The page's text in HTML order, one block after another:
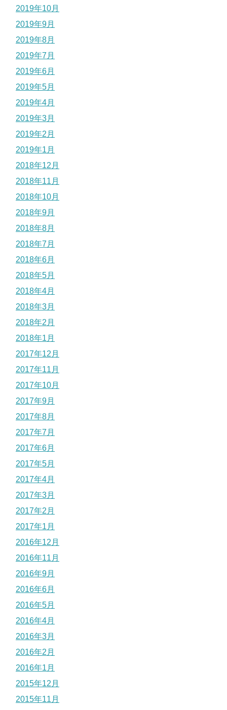
2019年10月
2019年9月
2019年8月
2019年7月
2019年6月
2019年5月
2019年4月
2019年3月
2019年2月
2019年1月
2018年12月
2018年11月
2018年10月
2018年9月
2018年8月
2018年7月
2018年6月
2018年5月
2018年4月
2018年3月
2018年2月
2018年1月
2017年12月
2017年11月
2017年10月
2017年9月
2017年8月
2017年7月
2017年6月
2017年5月
2017年4月
2017年3月
2017年2月
2017年1月
2016年12月
2016年11月
2016年9月
2016年6月
2016年5月
2016年4月
2016年3月
2016年2月
2016年1月
2015年12月
2015年11月